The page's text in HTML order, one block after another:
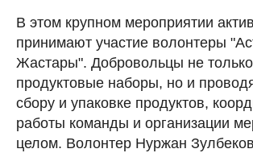
В этом крупном мероприятии
принимают участие волонтеры
Жастары". Добровольцы не
продуктовые наборы, но и
сбору и упаковке продуктов,
работы команды и организации
целом. Волонтер Нуржан